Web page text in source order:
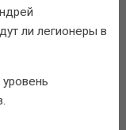
ли легионеры в